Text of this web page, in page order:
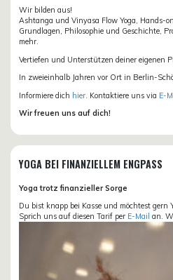
Wir bilden aus!
Ashtanga und Vinyasa Flow Yoga, Hands-
Grundlagen, Philosophie und Geschichte,
mehr.
Vertiefen und Unterstützen deiner eigenen
In zweieinhalb Jahren vor Ort in Berlin-
Informiere dich hier . Kontaktiere uns via E-
Wir freuen uns auf dich!
YOGA BEI FINANZIELLEM ENGPASS
Yoga trotz finanzieller Sorge
Du bist knapp bei Kasse und möchtest gern
Sprich uns auf diesen Tarif per E-Mail an.